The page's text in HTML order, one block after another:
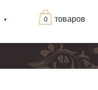
товаров
0